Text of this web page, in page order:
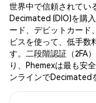
世界中で信頼されてい
Decimated (DIO)を購
ード、デビットカード
ビスを使って、低手数
す。二段階認証（2FA
り、Phemexは最も安
ンラインでDecimated